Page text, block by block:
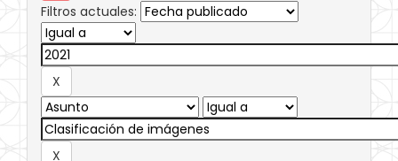
Filtros actuales: